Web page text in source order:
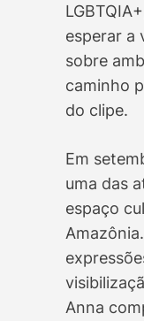
esperar a
sobre
caminho
do clipe.
Em
uma das
espaço
Anna